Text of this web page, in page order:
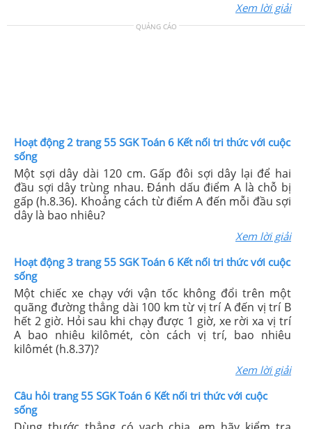
Xem lời giải
QUẢNG CÁO
Hoạt động 2 trang 55 SGK Toán 6 Kết nối tri thức với cuộc
sống
Một sợi dây dài 120 cm. Gấp đôi sợi dây lại để hai
đầu sợi dây trùng nhau. Đánh dấu điểm A là chỗ bị
gấp (h.8.36). Khoảng cách từ điểm A đến mỗi đầu sợi
dây là bao nhiêu?
Xem lời giải
Hoạt động 3 trang 55 SGK Toán 6 Kết nối tri thức với cuộc
sống
Một chiếc xe chạy với vận tốc không đổi trên một
quãng đường thẳng dài 100 km từ vị trí A đến vị trí B
hết 2 giờ. Hỏi sau khi chạy được 1 giờ, xe rời xa vị trí
A bao nhiêu kilômét, còn cách vị trí, bao nhiêu
kilômét (h.8.37)?
Xem lời giải
Câu hỏi trang 55 SGK Toán 6 Kết nối tri thức với cuộc
sống